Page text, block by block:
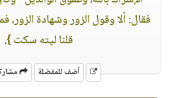
فقال: ألا وقول الزور وشهادة الزور،
قلنا ليته سكت }.
أضف للمفضلة